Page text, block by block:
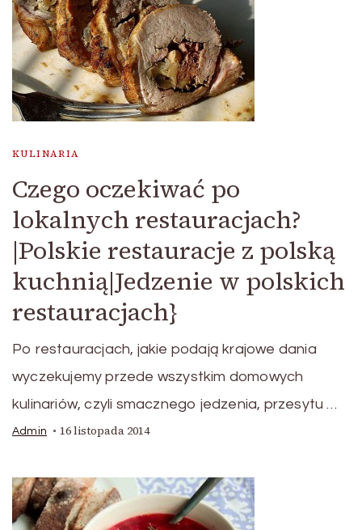
KULINARIA
Czego oczekiwać po
lokalnych restauracjach?
|Polskie restauracje z polską
kuchnią|Jedzenie w polskich
restauracjach}
Po restauracjach, jakie podają krajowe dania
wyczekujemy przede wszystkim domowych
kulinariów, czyli smacznego jedzenia, przesytu …
Admin 16 listopada 2014